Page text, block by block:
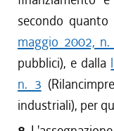
secondo quanto
maggio 2002,
pubblici), e dalla
n. 3
industriali), per